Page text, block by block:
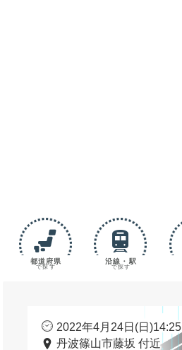
都道府県
で探す
沿線・駅
で探す
2022年4月24日(日)14:25
丹波篠山市藤坂 付近